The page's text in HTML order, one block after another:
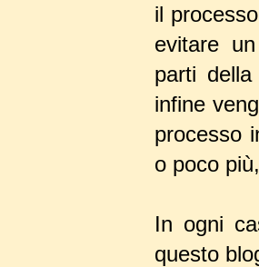
il
evitare
parti
infine
processo
o poco
In ogni
questo